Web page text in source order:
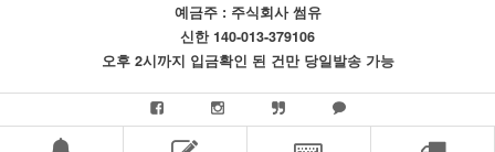
예금주 : 주식회사 썸유
신한 140-013-379106
오후 2시까지 입금확인 된 건만 당일발송 가능